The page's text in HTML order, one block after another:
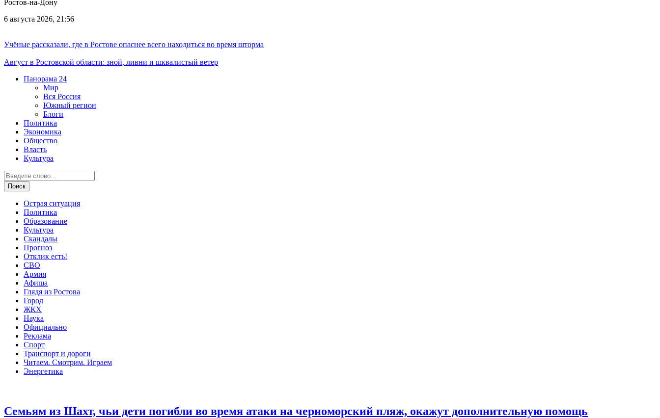
Ростов-на-Дону
6 августа 2026, 21:56
Учёные рассказали, где в Ростове опаснее всего находиться во время шторма
Август в Ростовской области: зной, ливни и шквалистый ветер
Панорама 24
Мир
Вся Россия
Южный регион
Блоги
Политика
Экономика
Общество
Власть
Культура
Острая ситуация
Политика
Образование
Культура
Скандалы
Прогноз
Отклик есть!
СВО
Армия
Афиша
Глядя из Ростова
Город
ЖКХ
Наука
Официально
Реклама
Спорт
Транспорт и дороги
Читаем. Смотрим. Играем
Энергетика
Семьям из Шахт, чьи дети погибли во время атаки на черноморский пляж, окажут дополнительную помощь